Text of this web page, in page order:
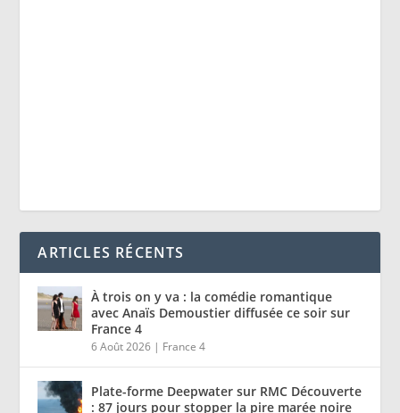
ARTICLES RÉCENTS
À trois on y va : la comédie romantique
avec Anaïs Demoustier diffusée ce soir sur
France 4
6 Août 2026 | France 4
Plate-forme Deepwater sur RMC Découverte
: 87 jours pour stopper la pire marée noire